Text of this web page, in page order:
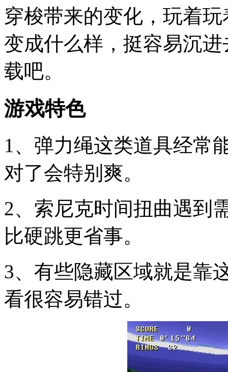
穿梭带来的变化，玩着
变成什么样，挺容易沉
载吧。
游戏特色
1、弹力绳这类道具经常
对了会特别爽。
2、索尼克时间扭曲遇到
比硬跳更省事。
3、有些隐藏区域就是靠
看很容易错过。